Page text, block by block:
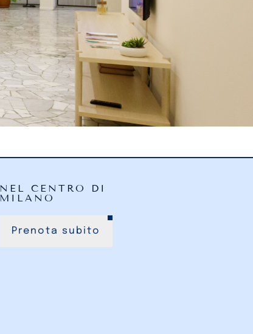
NEL CENTRO DI
MILANO
Prenota subito